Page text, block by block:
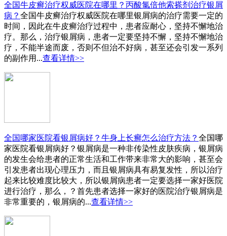
全国牛皮癣治疗权威医院在哪里？丙酸氯倍他索搽剂治疗银屑
病？ 全国牛皮癣治疗权威医院在哪里银屑病的治疗需要一定的
时间，因此在牛皮癣治疗过程中，患者应耐心，坚持不懈地治
疗。那么，治疗银屑病，患者一定要坚持不懈，坚持不懈地治
疗，不能半途而废，否则不但治不好病，甚至还会引发一系列
的副作用...查看详情>>
全国哪家医院看银屑病好？牛身上长癣怎么治疗方法？ 全国哪
家医院看银屑病好？银屑病是一种非传染性皮肤疾病，银屑病
的发生会给患者的正常生活和工作带来非常大的影响，甚至会
引发患者出现心理压力，而且银屑病具有易复发性，所以治疗
起来比较难度比较大，所以银屑病患者一定要选择一家好医院
进行治疗，那么，？首先患者选择一家好的医院治疗银屑病是
非常重要的，银屑病的...查看详情>>